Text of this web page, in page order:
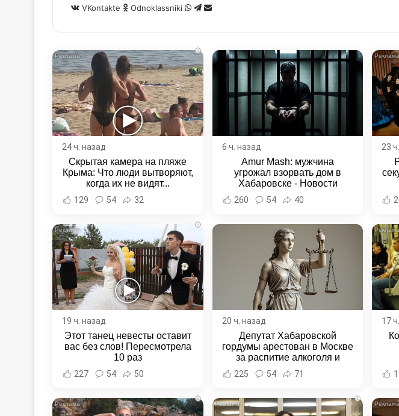
VKontakte Odnoklassniki WhatsApp
Telegram
Share
Email
i
24 ч. назад
Скрытая камера на пляже
Крыма: Что люди вытворяют,
когда их не видят...
129 54 32
6 ч. назад
Amur Mash: мужчина
угрожал взорвать дом в
Хабаровске - Новости
Хабаровска и Хабаровского
края
260 54 40
23
i
19 ч. назад
Этот танец невесты оставит
вас без слов! Пересмотрела
10 раз
227 54 50
20 ч. назад
Депутат Хабаровской
гордумы арестован в Москве
за распитие алкоголя и
неповиновение полиции -
Новости Хабаровска и
225 54 71
17
i i